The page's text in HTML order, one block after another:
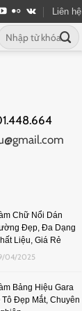
Liên hệ
Chữ Nổi Dán
Đẹp, Đa Dạng
Liệu, Giá Rẻ
04/2025
Bảng Hiệu Gara
Tô Đẹp Mắt, Chuyên